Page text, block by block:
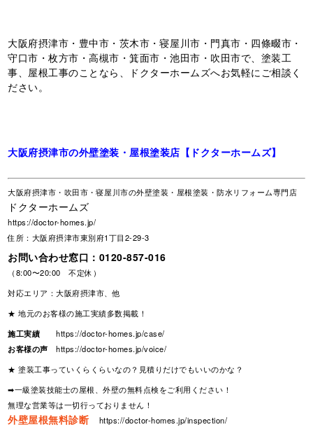
大阪府摂津市・豊中市・茨木市・寝屋川市・門真市・四條畷市・
守口市・枚方市・高槻市・箕面市・池田市・吹田市で、塗装工
事、屋根工事のことなら、ドクターホームズへお気軽にご相談く
ださい。
大阪府摂津市の外壁塗装・屋根塗装店【ドクターホームズ】
大阪府摂津市・吹田市・寝屋川市の外壁塗装・屋根塗装・防水リフォーム専門店
ドクターホームズ
https://doctor-homes.jp/
住所：大阪府摂津市東別府1丁目2-29-3
お問い合わせ窓口： 0120-857-016
（8:00〜20:00 不定休）
対応エリア：大阪府摂津市、他
★ 地元のお客様の施工実績多数掲載！
施工実績
https://doctor-homes.jp/case/
お客様の声
https://doctor-homes.jp/voice/
★ 塗装工事っていくらくらいなの？見積りだけでもいいのかな？
➡一級塗装技能士の屋根、外壁の無料点検をご利用ください！
無理な営業等は一切行っておりません！
外壁屋根無料診断
https://doctor-homes.jp/inspection/